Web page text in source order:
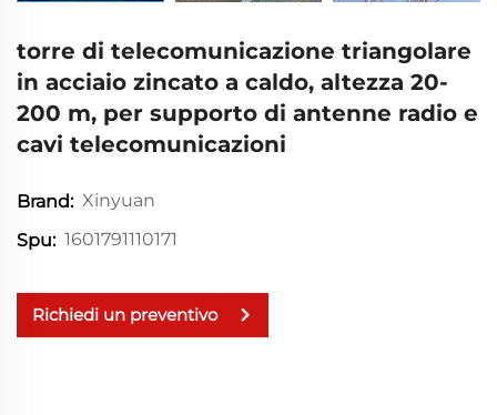
torre di telecomunicazione triangolare
in acciaio zincato a caldo, altezza 20-
200 m, per supporto di antenne radio e
cavi telecomunicazioni
Brand: Xinyuan
Spu: 1601791110171
Richiedi un preventivo